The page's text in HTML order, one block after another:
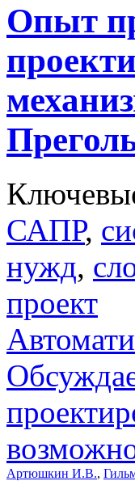
Опыт
САПР,
нужд,
проект
Артюшкин И.В.,